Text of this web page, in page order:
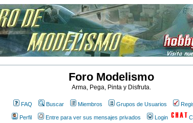
Foro Modelismo
Arma, Pega, Pinta y Disfruta.
FAQ Buscar Miembros Grupos de Usuarios
Perfil Entre para ver sus mensajes privados Login